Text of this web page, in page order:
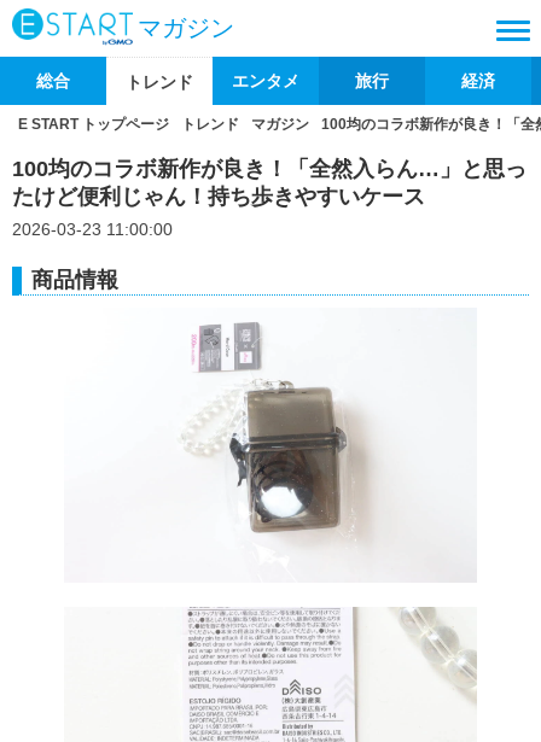
マガジン
総合 トレンド エンタメ 旅行 経済
E START トップページ トレンド マガジン 100均のコラボ新作が良き！「
100均のコラボ新作が良き！「全然入らん…」と思っ
たけど便利じゃん！持ち歩きやすいケース
2026-03-23 11:00:00
商品情報